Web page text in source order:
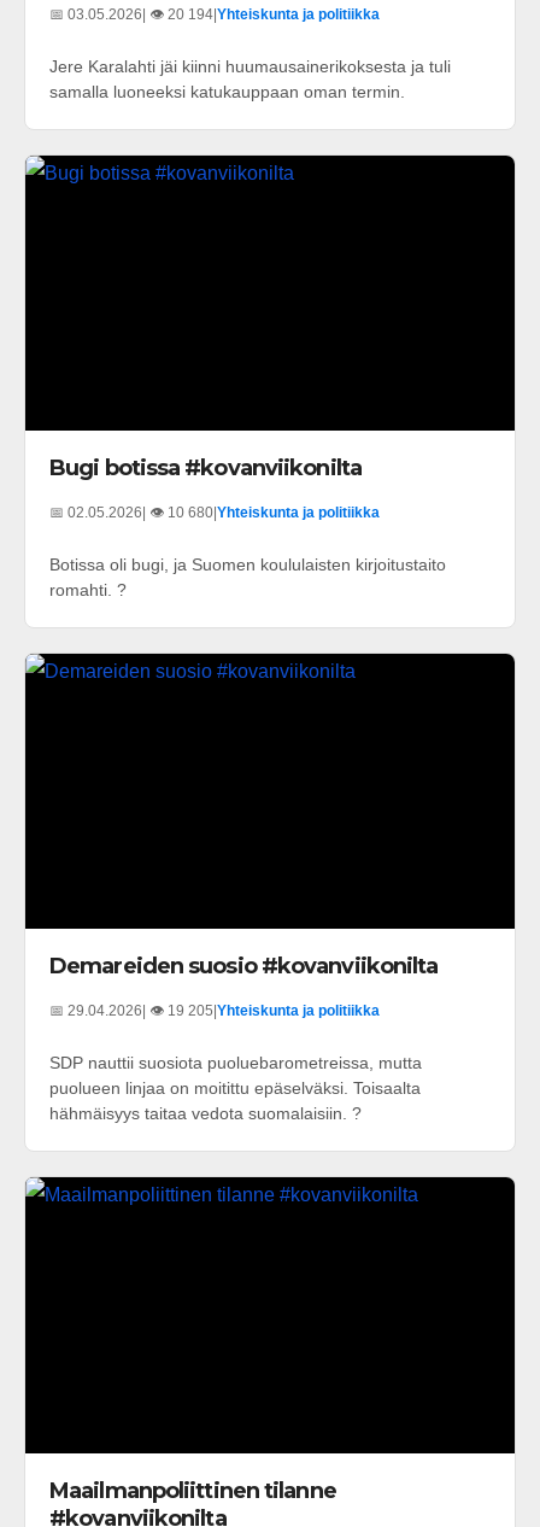
📅 03.05.2026| 👁️ 20 194|Yhteiskunta ja politiikka
Jere Karalahti jäi kiinni huumausainerikoksesta ja tuli
samalla luoneeksi katukauppaan oman termin.
Bugi botissa #kovanviikonilta
📅 02.05.2026 | 👁️ 10 680 Yhteiskunta ja politiikka
Botissa oli bugi, ja Suomen koululaisten kirjoitustaito
romahti. ?
Demareiden suosio #kovanviikonilta
📅 29.04.2026 | 👁️ 19 205 Yhteiskunta ja politiikka
SDP nauttii suosiota puoluebarometreissa, mutta
puolueen linjaa on moitittu epäselväksi. Toisaalta
hähmäisyys taitaa vedota suomalaisiin. ?
Maailmanpoliittinen tilanne
#kovanviikonilta